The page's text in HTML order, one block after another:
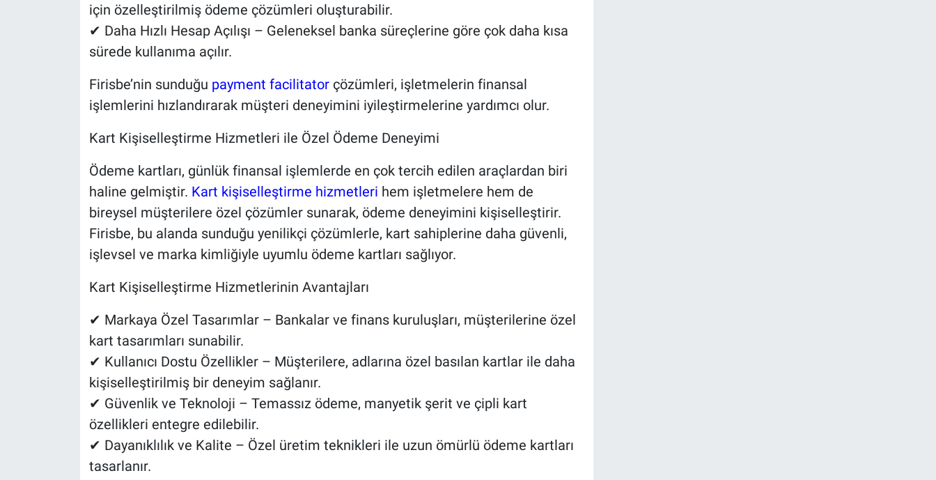
için özelleştirilmiş ödeme çözümleri oluşturabilir.
✔ Daha Hızlı Hesap Açılışı – Geleneksel banka süreçlerine göre çok daha kısa
sürede kullanıma açılır.
Firisbe’nin sunduğu payment facilitatorçözümleri, işletmelerin finansal
işlemlerini hızlandırarak müşteri deneyimini iyileştirmelerine yardımcı olur.
Kart Kişiselleştirme Hizmetleri ile Özel Ödeme Deneyimi
Ödeme kartları, günlük finansal işlemlerde en çok tercih edilen araçlardan biri
haline gelmiştir. Kart kişiselleştirme hizmetleri hem işletmelere hem de
bireysel müşterilere özel çözümler sunarak, ödeme deneyimini kişiselleştirir.
Firisbe, bu alanda sunduğu yenilikçi çözümlerle, kart sahiplerine daha güvenli,
işlevsel ve marka kimliğiyle uyumlu ödeme kartları sağlıyor.
Kart Kişiselleştirme Hizmetlerinin Avantajları
✔ Markaya Özel Tasarımlar – Bankalar ve finans kuruluşları, müşterilerine özel
kart tasarımları sunabilir.
✔ Kullanıcı Dostu Özellikler – Müşterilere, adlarına özel basılan kartlar ile daha
kişiselleştirilmiş bir deneyim sağlanır.
✔ Güvenlik ve Teknoloji – Temassız ödeme, manyetik şerit ve çipli kart
özellikleri entegre edilebilir.
✔ Dayanıklılık ve Kalite – Özel üretim teknikleri ile uzun ömürlü ödeme kartları
tasarlanır.